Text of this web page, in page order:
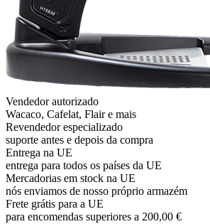
Vendedor autorizado
Wacaco, Cafelat, Flair e mais
Revendedor especializado
suporte antes e depois da compra
Entrega na UE
entrega para todos os países da UE
Mercadorias em stock na UE
nós enviamos de nosso próprio armazém
Frete grátis para a UE
para encomendas superiores a 200,00 €